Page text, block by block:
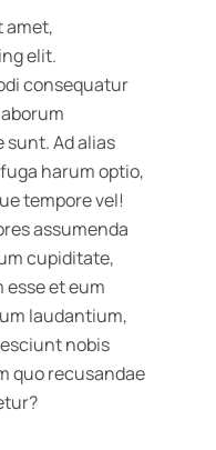
amet,
elit.
consequatur
sunt. Ad alias
harum optio,
tempore vel!
assumenda
cupiditate,
esse et eum
laudantium,
nobis
quo recusandae